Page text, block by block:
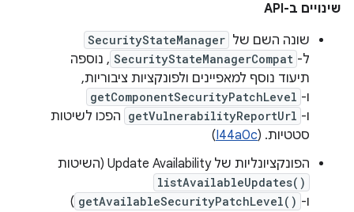
שינויים ב-API
שונה השם של SecurityStateManager
ל- SecurityStateManagerCompat , נוספה
תיעוד נוסף למאפיינים ולפונקציות ציבוריות,
ו- getComponentSecurityPatchLevel
ו- getVulnerabilityReportUrl הפכו לשיטות
סטטיות. (I44a0c
)
הפונקציונליות של Update Availability (השיטות
listAvailableUpdates()
ו- getAvailableSecurityPatchLevel()
)